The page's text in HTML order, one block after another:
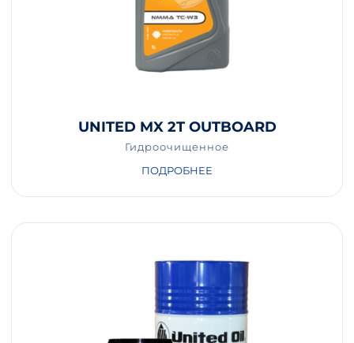
UNITED MX 2T OUTBOARD
Гидроочищенное
ПОДРОБНЕЕ